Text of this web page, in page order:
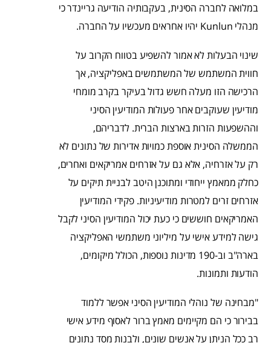
במלואה לחברה הסינית, בעקבותיה הודיעה גריינדר כי
מנהלי Kunlun יהיו אחראים מעכשיו על החברה.
שינוי הבעלות לא אמור להשפיע בטווח הקרוב על
חווית המשתמש של המשתמשים באפליקציה, אך
הרכישה הזו מעלה חשש גדול בעיקר בקרב מומחי
מודיעין שעוקבים אחר פעולות המודיעין הסיני
וההשפעות הזרות בארצות הברית. לדבריהם,
הממשלה הסינית אוספת כמויות אדירות של נתונים לא
רק על אזרחיה, אלא גם על אזרחים אמריקאים ואחרים,
כחלק ממאמץ ייחודי ומתוכנן היטב לבניית תיקים על
אזרחים זרים למטרות מודיעיניות. פקידי המודיעין
האמריקאים חוששים כי כעת יכול המודיעין הסיני לקבל
גישה למידע אישי על מיליוני משתמשי האפליקציה
בארה"ב וב-190 מדינות נוספות, הכולל מיקומים,
הודעות ותמונות.
"מבחינה של נוהלי המודיעין הסיני אפשר ללמוד
בבירור כי הם מקיימים מאמץ ברור לאסוף מידע אישי
רב ככל הניתן על אנשים שונים, ולבנות מסד נתונים